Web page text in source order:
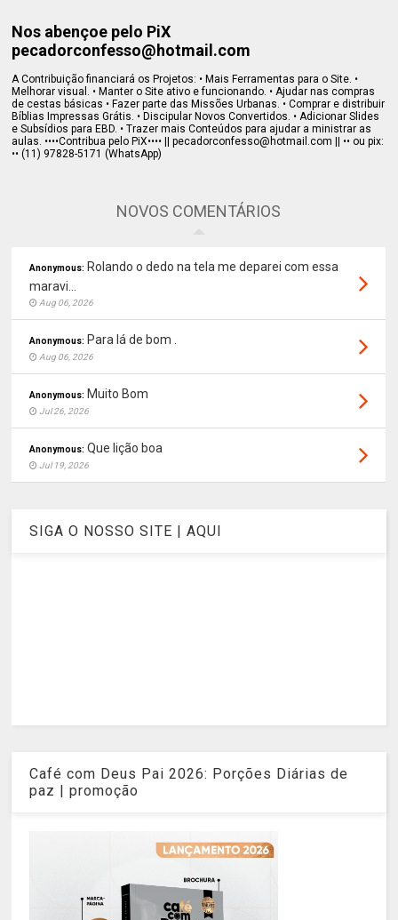
Nos abençoe pelo PiX
pecadorconfesso@hotmail.com
A Contribuição financiará os Projetos: • Mais Ferramentas para o Site. •
Melhorar visual. • Manter o Site ativo e funcionando. • Ajudar nas compras
de cestas básicas • Fazer parte das Missões Urbanas. • Comprar e distribuir
Bíblias Impressas Grátis. • Discipular Novos Convertidos. • Adicionar Slides
e Subsídios para EBD. • Trazer mais Conteúdos para ajudar a ministrar as
aulas. ••••Contribua pelo PiX•••• || pecadorconfesso@hotmail.com || •• ou pix:
•• (11) 97828-5171 (WhatsApp)
NOVOS COMENTÁRIOS
Anonymous: Rolando o dedo na tela me deparei com essa
maravi...
Aug 06, 2026
Anonymous: Para lá de bom .
Aug 06, 2026
Anonymous: Muito Bom
Jul 26, 2026
Anonymous: Que lição boa
Jul 19, 2026
SIGA O NOSSO SITE | AQUI
Café com Deus Pai 2026: Porções Diárias de
paz | promoção